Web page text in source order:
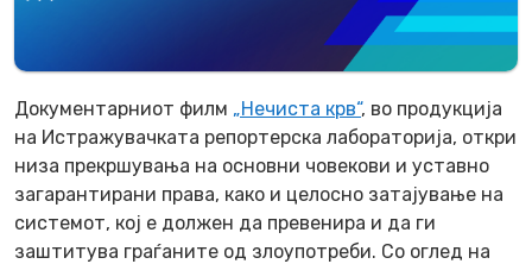
Документарниот филм „Нечиста крв“, во продукција
на Истражувачката репортерска лабораторија, откри
низа прекршувања на основни човекови и уставно
загарантирани права, како и целосно затајување на
системот, кој е должен да превенира и да ги
заштитува граѓаните од злоупотреби. Со оглед на